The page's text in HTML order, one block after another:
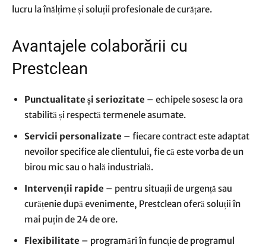
lucru la înălțime și soluții profesionale de curățare.
Avantajele colaborării cu
Prestclean
Punctualitate și seriozitate – echipele sosesc la ora
stabilită și respectă termenele asumate.
Servicii personalizate – fiecare contract este adaptat
nevoilor specifice ale clientului, fie că este vorba de un
birou mic sau o hală industrială.
Intervenții rapide – pentru situații de urgență sau
curățenie după evenimente, Prestclean oferă soluții în
mai puțin de 24 de ore.
Flexibilitate – programări în funcție de programul